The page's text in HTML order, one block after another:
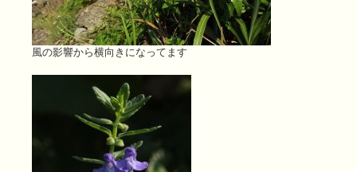
風の影響から横向きになってます